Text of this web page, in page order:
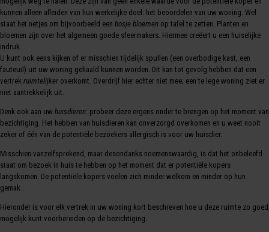
kunnen alleen afleiden van hun werkelijke doel: het beoordelen van uw woning. Wel
staat het netjes om bijvoorbeeld een bosje bloemen op tafel te zetten. Planten en
bloemen zijn over het algemeen goede sfeermakers. Hiermee creëert u een huiselijke
indruk.
U kunt ook eens kijken of er misschien tijdelijk spullen (een overbodige kast, een
fauteuil) uit uw woning gehaald kunnen worden. Dit kan tot gevolg hebben dat een
vertrek ruimtelijker overkomt. Overdrijf hier echter niet mee; een te lege woning ziet er
niet aantrekkelijk uit.
Denk ook aan uw huisdieren: probeer deze ergens onder te brengen op het moment van
bezichtiging. Het hebben van huisdieren kan onverzorgd overkomen en u weet nooit
zeker of één van de potentiële bezoekers allergisch is voor uw huisdier.
Misschien vanzelfsprekend, maar desondanks noemenswaardig, is dat het onbeleefd
staat om bezoek in huis te hebben op het moment dat er potentiële kopers
langskomen. De potentiële kopers voelen zich minder welkom en minder op hun
gemak.
Hieronder is voor elk vertrek in uw woning kort beschreven hoe u deze ruimte zo goed
mogelijk kunt voorbereiden op de bezichtiging.